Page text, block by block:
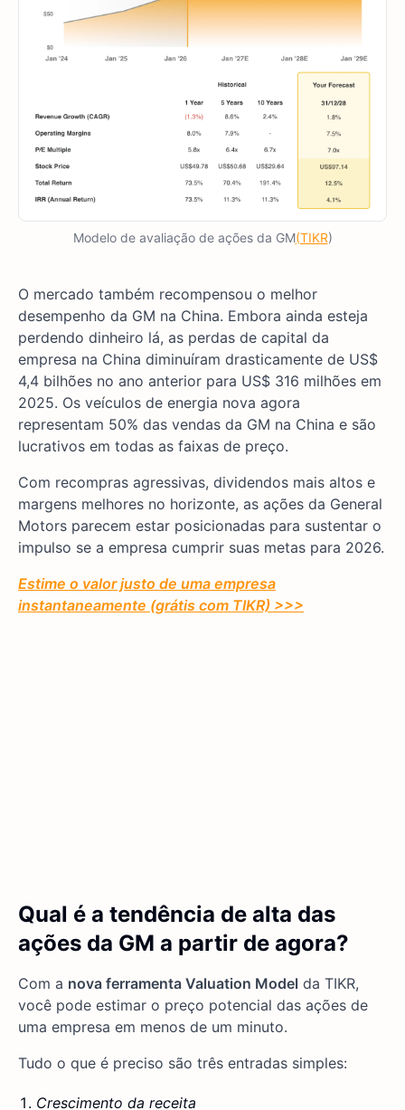
Modelo de avaliação de ações da GM(TIKR)
O mercado também recompensou o melhor
desempenho da GM na China. Embora ainda esteja
perdendo dinheiro lá, as perdas de capital da
empresa na China diminuíram drasticamente de US$
4,4 bilhões no ano anterior para US$ 316 milhões em
2025. Os veículos de energia nova agora
representam 50% das vendas da GM na China e são
lucrativos em todas as faixas de preço.
Com recompras agressivas, dividendos mais altos e
margens melhores no horizonte, as ações da General
Motors parecem estar posicionadas para sustentar o
impulso se a empresa cumprir suas metas para 2026.
Estime o valor justo de uma empresa
instantaneamente (grátis com TIKR) >>>
Qual é a tendência de alta das
ações da GM a partir de agora?
Com a nova ferramenta Valuation Model da TIKR,
você pode estimar o preço potencial das ações de
uma empresa em menos de um minuto.
Tudo o que é preciso são três entradas simples:
Crescimento da receita